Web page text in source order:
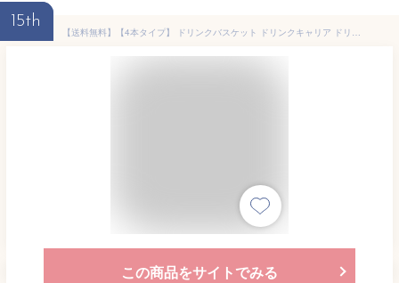
15th
【送料無料】【4本タイプ】 ドリンクバスケット ドリンクキャリア ドリンクキャリー ドリンクホルダー ボトルキャリア 折りたたみ式 折りたたみ 折り畳み式 手持ち おすすめ 飲み物 ドリンク 紙 パック ジュース 缶 ペットボトル 持ち歩き 持ち運び 運べる 便利 4本
この商品をサイトでみる